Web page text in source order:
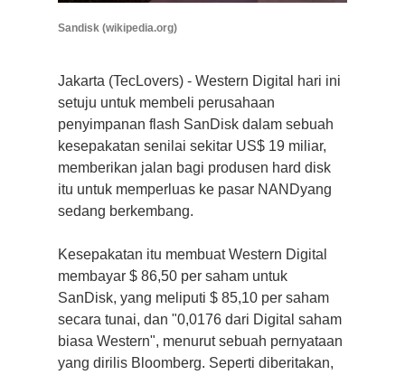
Sandisk (wikipedia.org)
Jakarta (TecLovers) - Western Digital hari ini
setuju untuk membeli perusahaan
penyimpanan flash SanDisk dalam sebuah
kesepakatan senilai sekitar US$ 19 miliar,
memberikan jalan bagi produsen hard disk
itu untuk memperluas ke pasar NANDyang
sedang berkembang.
Kesepakatan itu membuat Western Digital
membayar $ 86,50 per saham untuk
SanDisk, yang meliputi $ 85,10 per saham
secara tunai, dan "0,0176 dari Digital saham
biasa Western", menurut sebuah pernyataan
yang dirilis Bloomberg. Seperti diberitakan,